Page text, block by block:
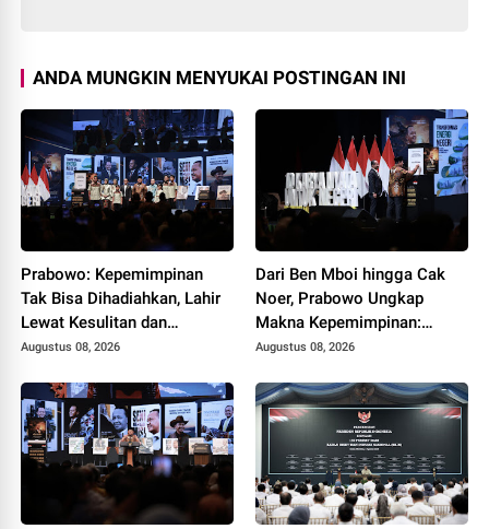
ANDA MUNGKIN MENYUKAI POSTINGAN INI
Prabowo: Kepemimpinan
Tak Bisa Dihadiahkan, Lahir
Lewat Kesulitan dan
Keberanian
Augustus 08, 2026
Dari Ben Mboi hingga Cak
Noer, Prabowo Ungkap
Makna Kepemimpinan:
Bekerja, Cintai Rakyat &
Augustus 08, 2026